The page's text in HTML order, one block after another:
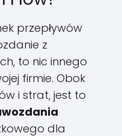
przepływów
z
to nic innego
firmie. Obok
i strat, jest to
dla